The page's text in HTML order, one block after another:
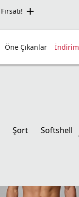
Öne Çıkanlar İndirim
Şort Softshell